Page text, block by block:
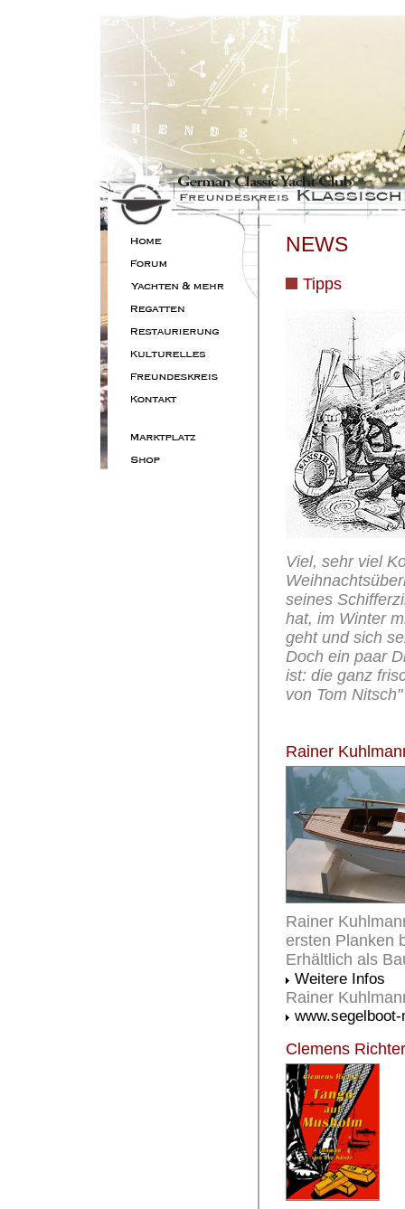
NEWS
Tipps
Viel, sehr viel
seines
hat, im Winter
geht und sich
Doch ein paar
ist: die ganz
von Tom
Rainer
Rainer
ersten Planken
Erhältlich als
Weitere Infos
Rainer
Clemens